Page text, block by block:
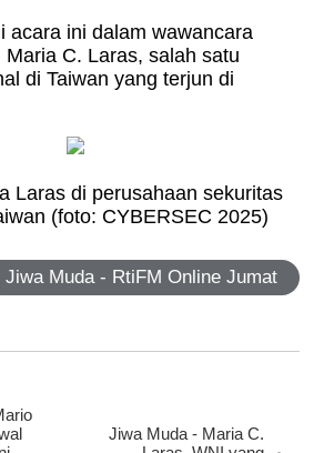
acara ini dalam wawancara
Maria C. Laras, salah satu
di Taiwan yang terjun di
Laras di perusahaan sekuritas
(foto: CYBERSEC 2025)
Jiwa Muda - RtiFM Online Jumat
Jiwa Muda - Maria C.